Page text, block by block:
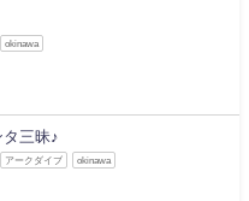
okinawa
三昧♪
アークダイブ okinawa